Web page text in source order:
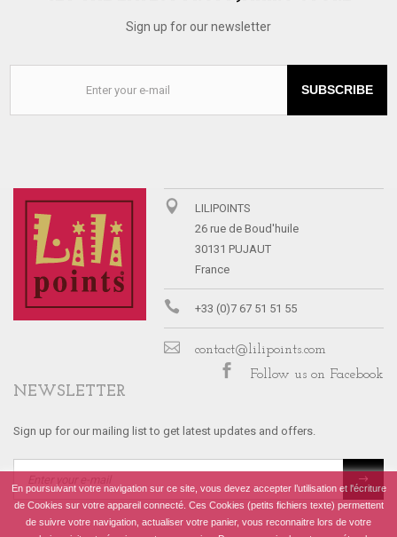
Sign up for our newsletter
SUBSCRIBE
LILIPOINTS
26 rue de Boud'huile
30131 PUJAUT
France
+33 (0)7 67 51 51 55
contact@lilipoints.com
Follow us on Facebook
NEWSLETTER
Sign up for our mailing list to get latest updates and offers.
En poursuivant votre navigation sur ce site, vous devez accepter l’utilisation et l'écriture
de Cookies sur votre appareil connecté. Ces Cookies (petits fichiers texte) permettent
de suivre votre navigation, actualiser votre panier, vous reconnaitre lors de votre